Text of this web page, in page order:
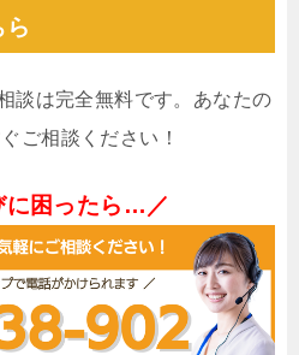
ら
談は完全無料です。あなたの
ご相談ください！
に困ったら…／